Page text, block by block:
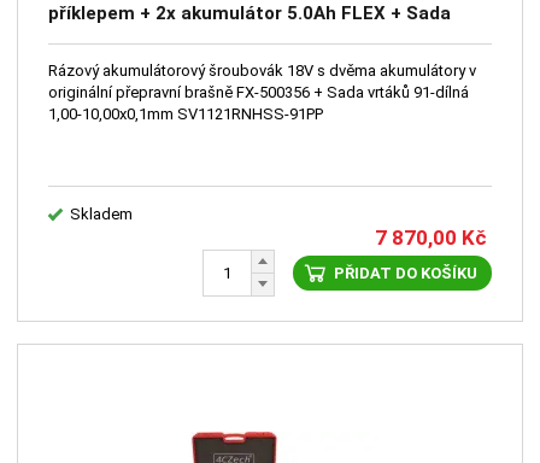
příklepem + 2x akumulátor 5.0Ah FLEX + Sada
vrtáků 91-dílná 1,00-10,00x0,1mm 221121RNHSS
Rázový akumulátorový šroubovák 18V s dvěma akumulátory v
originální přepravní brašně FX-500356 + Sada vrtáků 91-dílná
1,00-10,00x0,1mm SV1121RNHSS-91PP
Skladem
7 870,00 Kč
PŘIDAT DO KOŠÍKU